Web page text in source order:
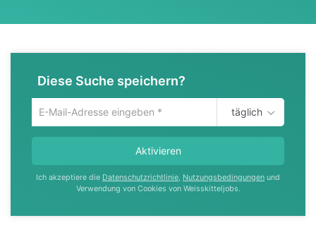
Diese Suche speichern?
Um
die
zu
deine
täglich
Aktivieren
Ich akzeptiere die Datenschutzrichtlinie, Nutzungsbedingungen und
Verwendung von Cookies von Weisskitteljobs.